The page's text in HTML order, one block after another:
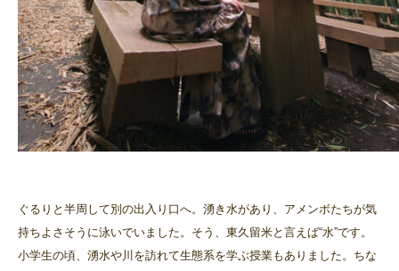
ぐるりと半周して別の出入り口へ。湧き水があり、アメンボたちが気
持ちよさそうに泳いでいました。そう、東久留米と言えば“水”です。
小学生の頃、湧水や川を訪れて生態系を学ぶ授業もありました。ちな